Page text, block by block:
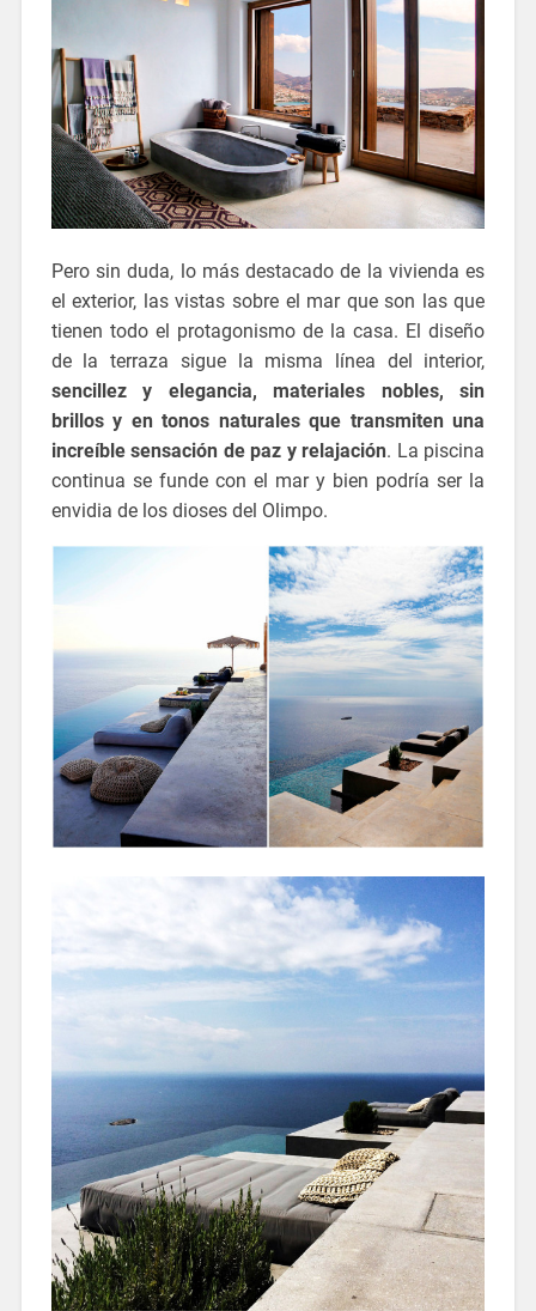
Pero sin duda, lo más destacado de la vivienda es
el exterior, las vistas sobre el mar que son las que
tienen todo el protagonismo de la casa. El diseño
de la terraza sigue la misma línea del interior,
sencillez y elegancia, materiales nobles, sin
brillos y en tonos naturales que transmiten una
increíble sensación de paz y relajación. La piscina
continua se funde con el mar y bien podría ser la
envidia de los dioses del Olimpo.